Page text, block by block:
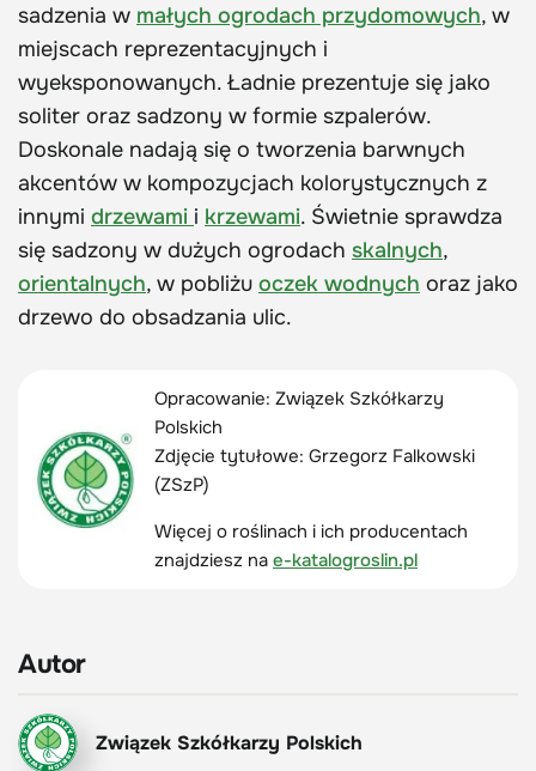
sadzenia w małych ogrodach przydomowych, w
miejscach reprezentacyjnych i
wyeksponowanych. Ładnie prezentuje się jako
soliter oraz sadzony w formie szpalerów.
Doskonale nadają się o tworzenia barwnych
akcentów w kompozycjach kolorystycznych z
innymi drzewami i krzewami. Świetnie sprawdza
się sadzony w dużych ogrodach skalnych,
orientalnych, w pobliżu oczek wodnych oraz jako
drzewo do obsadzania ulic.
Opracowanie: Związek Szkółkarzy
Polskich
Zdjęcie tytułowe: Grzegorz Falkowski
(ZSzP)
Więcej o roślinach i ich producentach
znajdziesz na e-katalogroslin.pl
Autor
Związek Szkółkarzy Polskich